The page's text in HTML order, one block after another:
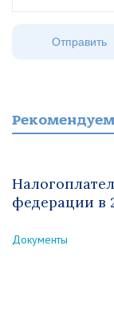
федерации в
Документы